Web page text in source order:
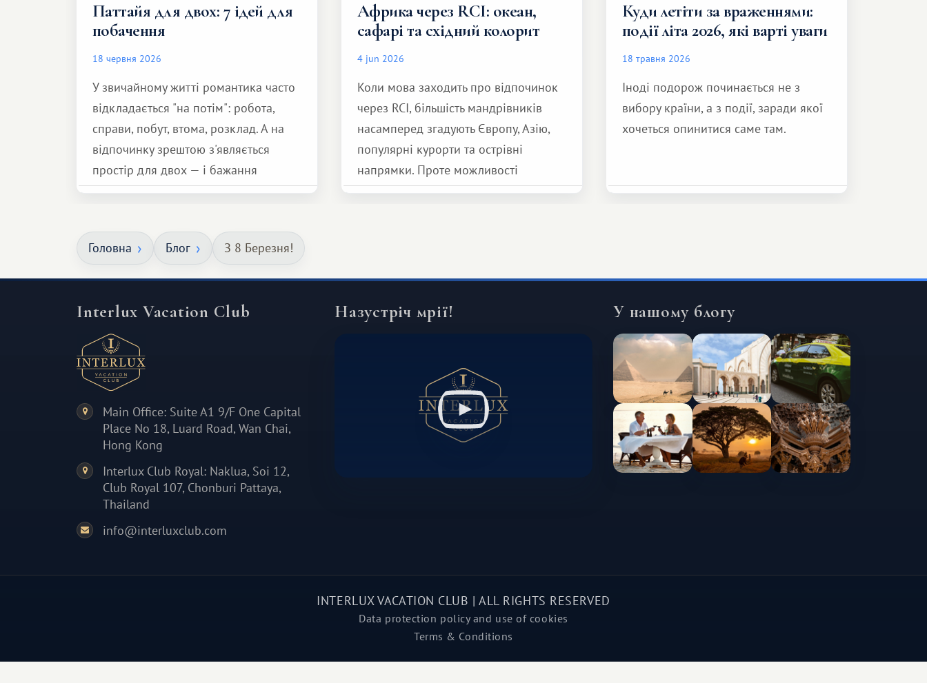
Паттайя для двох: 7 ідей для
побачення
18 червня 2026
У звичайному житті романтика часто
відкладається "на потім": робота,
справи, побут, втома, розклад. А на
відпочинку зрештою з'являється
простір для двох — і бажання
зробити для близької людини щось
але тепле і незабутнє :)
Африка через RCI: океан,
сафарі та східний колорит
4 jun 2026
Коли мова заходить про відпочинок
через RCI, більшість мандрівників
насамперед згадують Європу, Азію,
популярні курорти та острівні
напрямки. Проте можливості
обмінної системи значно ширші.
Куди летіти за враженнями:
події літа 2026, які варті уваги
18 травня 2026
Іноді подорож починається не з
вибору країни, а з події, заради якої
хочеться опинитися саме там.
Головна Блог З 8 Березня!
Interlux Vacation Club
Main Office: Suite A1 9/F One Capital
Place No 18, Luard Road, Wan Chai,
Hong Kong
Interlux Club Royal: Naklua, Soi 12,
Club Royal 107, Chonburi Pattaya,
Thailand
info@interluxclub.com
Назустріч мрії! У нашому блогу
INTERLUX VACATION CLUB | ALL RIGHTS RESERVED
Data protection policy and use of cookies
Terms & Conditions